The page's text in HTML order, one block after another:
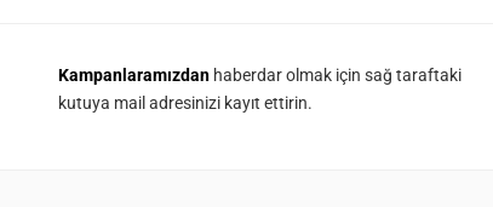
Kampanlaramızdan haberdar olmak için sağ taraftaki
kutuya mail adresinizi kayıt ettirin.